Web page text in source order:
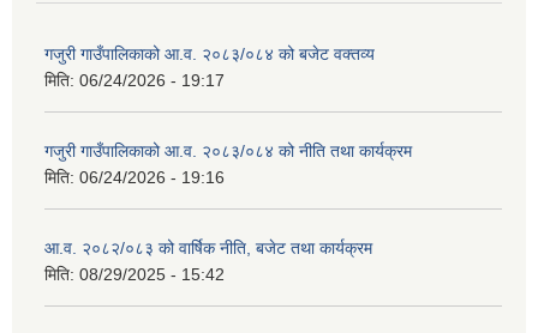
गजुरी गाउँपालिकाको आ.व. २०८३/०८४ को बजेट वक्तव्य
मिति: 06/24/2026 - 19:17
गजुरी गाउँपालिकाको आ.व. २०८३/०८४ को नीति तथा कार्यक्रम
मिति: 06/24/2026 - 19:16
आ.व. २०८२/०८३ को वार्षिक नीति, बजेट तथा कार्यक्रम
मिति: 08/29/2025 - 15:42